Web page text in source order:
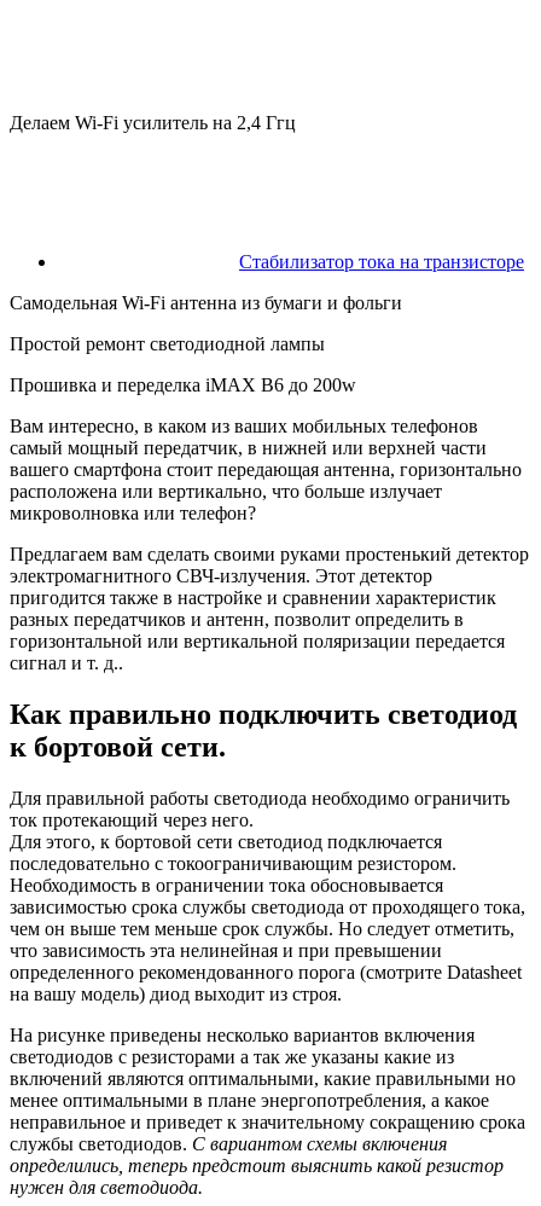
Делаем Wi-Fi усилитель на 2,4 Ггц
Стабилизатор тока на транзисторе
Самодельная Wi-Fi антенна из бумаги и фольги
Простой ремонт светодиодной лампы
Прошивка и переделка iMAX B6 до 200w
Вам интересно, в каком из ваших мобильных телефонов
самый мощный передатчик, в нижней или верхней части
вашего смартфона стоит передающая антенна, горизонтально
расположена или вертикально, что больше излучает
микроволновка или телефон?
Предлагаем вам сделать своими руками простенький детектор
электромагнитного СВЧ-излучения. Этот детектор
пригодится также в настройке и сравнении характеристик
разных передатчиков и антенн, позволит определить в
горизонтальной или вертикальной поляризации передается
сигнал и т. д..
Как правильно подключить светодиод
к бортовой сети.
Для правильной работы светодиода необходимо ограничить
ток протекающий через него.
Для этого, к бортовой сети светодиод подключается
последовательно с токоограничивающим резистором.
Необходимость в ограничении тока обосновывается
зависимостью срока службы светодиода от проходящего тока,
чем он выше тем меньше срок службы. Но следует отметить,
что зависимость эта нелинейная и при превышении
определенного рекомендованного порога (смотрите Datasheet
на вашу модель) диод выходит из строя.
На рисунке приведены несколько вариантов включения
светодиодов с резисторами а так же указаны какие из
включений являются оптимальными, какие правильными но
менее оптимальными в плане энергопотребления, а какое
неправильное и приведет к значительному сокращению срока
службы светодиодов. С вариантом схемы включения
определились, теперь предстоит выяснить какой резистор
нужен для светодиода.